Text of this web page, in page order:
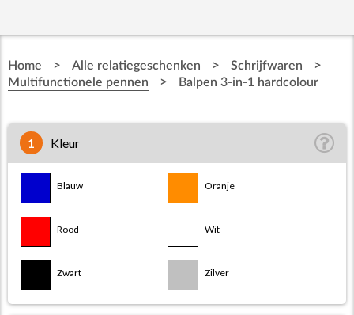
Home > Alle relatiegeschenken > Schrijfwaren >
Multifunctionele pennen > Balpen 3-in-1 hardcolour
1 Kleur
Blauw Oranje
Rood Wit
Zwart Zilver